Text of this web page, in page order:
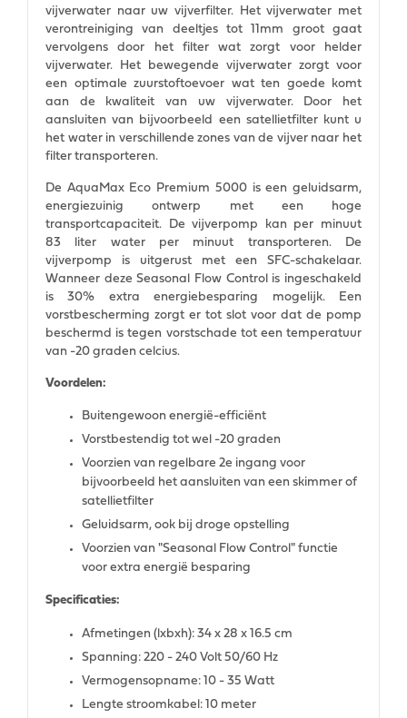
vijverwater naar uw vijverfilter. Het vijverwater met
verontreiniging van deeltjes tot 11mm groot gaat
vervolgens door het filter wat zorgt voor helder
vijverwater. Het bewegende vijverwater zorgt voor
een optimale zuurstoftoevoer wat ten goede komt
aan de kwaliteit van uw vijverwater. Door het
aansluiten van bijvoorbeeld een satellietfilter kunt u
het water in verschillende zones van de vijver naar het
filter transporteren.
De AquaMax Eco Premium 5000 is een geluidsarm,
energiezuinig ontwerp met een hoge
transportcapaciteit. De vijverpomp kan per minuut
83 liter water per minuut transporteren. De
vijverpomp is uitgerust met een SFC-schakelaar.
Wanneer deze Seasonal Flow Control is ingeschakeld
is 30% extra energiebesparing mogelijk. Een
vorstbescherming zorgt er tot slot voor dat de pomp
beschermd is tegen vorstschade tot een temperatuur
van -20 graden celcius.
Voordelen:
Buitengewoon energië-efficiënt
Vorstbestendig tot wel -20 graden
Voorzien van regelbare 2e ingang voor
bijvoorbeeld het aansluiten van een skimmer of
satellietfilter
Geluidsarm, ook bij droge opstelling
Voorzien van "Seasonal Flow Control" functie
voor extra energië besparing
Specificaties:
Afmetingen (lxbxh): 34 x 28 x 16.5 cm
Spanning: 220 - 240 Volt 50/60 Hz
Vermogensopname: 10 - 35 Watt
Lengte stroomkabel: 10 meter